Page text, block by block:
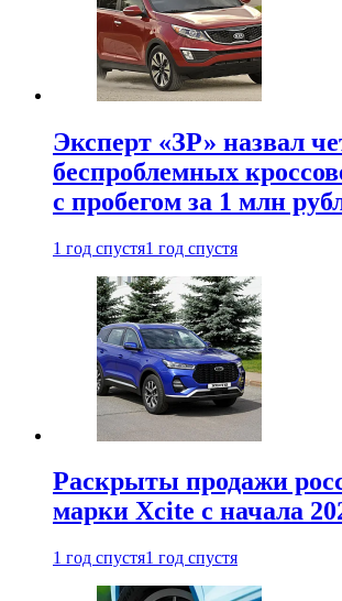
Эксперт «ЗР» назвал
беспроблемных
с пробегом за 1 млн
1 год спустя1 год спустя
Раскрыты продажи
марки Xcite с начала
1 год спустя1 год спустя